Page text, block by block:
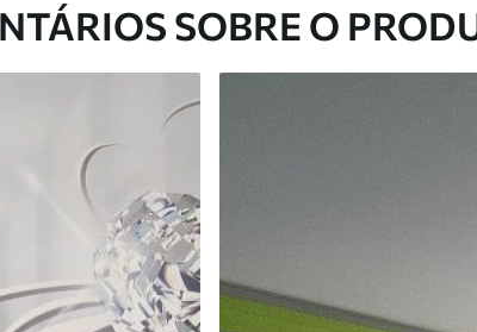
em rolos de até 50 cm de largura.
e/ou adesivo para papel de parede.
esponja macia. Murais de parede
ser limpos com água.
SOBRE O